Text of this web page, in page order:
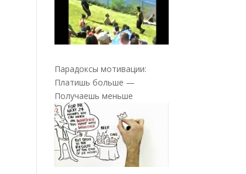
Парадоксы мотивации:
Платишь больше —
Получаешь меньше